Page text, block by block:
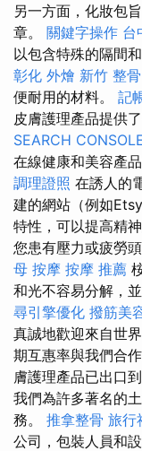
另一方面，化妝包
章。 關鍵字操作 台
以包含特殊的隔間
彰化 外燴 新竹 整骨
便耐用的材料。 記
皮膚護理產品提供
SEARCH
在線健康和美容產
調理證照 在誘人的
建的網站（例如
特性，可以提高精
您患有壓力或疲勞
母 按摩 按摩 推薦
和光不容易分解，
尋引擎優化 撥筋美
真誠地歡迎來自世
期互惠率與我們合
膚護理產品已出口
我們為許多著名的
務。 推拿整骨 旅行
公司，包裝人員和